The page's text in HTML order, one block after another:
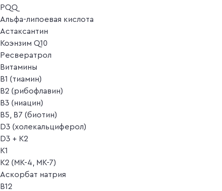
PQQ
Альфа-липоевая кислота
Астаксантин
Коэнзим Q10
Ресвератрол
Витамины
B1 (тиамин)
B2 (рибофлавин)
B3 (ниацин)
B5, B7 (биотин)
D3 (холекальциферол)
D3 + K2
K1
K2 (MK-4, MK-7)
Аскорбат натрия
В12